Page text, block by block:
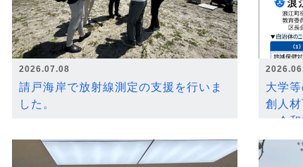
2026.07.08
請戸海岸で放射線測定の支援を行いま
した。
大学
創人
～令